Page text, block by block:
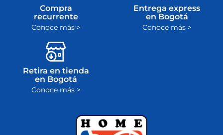
Compra
recurrente
Conoce más >
Entrega express
en Bogotá
Conoce más >
Retira en tienda
en Bogotá
Conoce más >